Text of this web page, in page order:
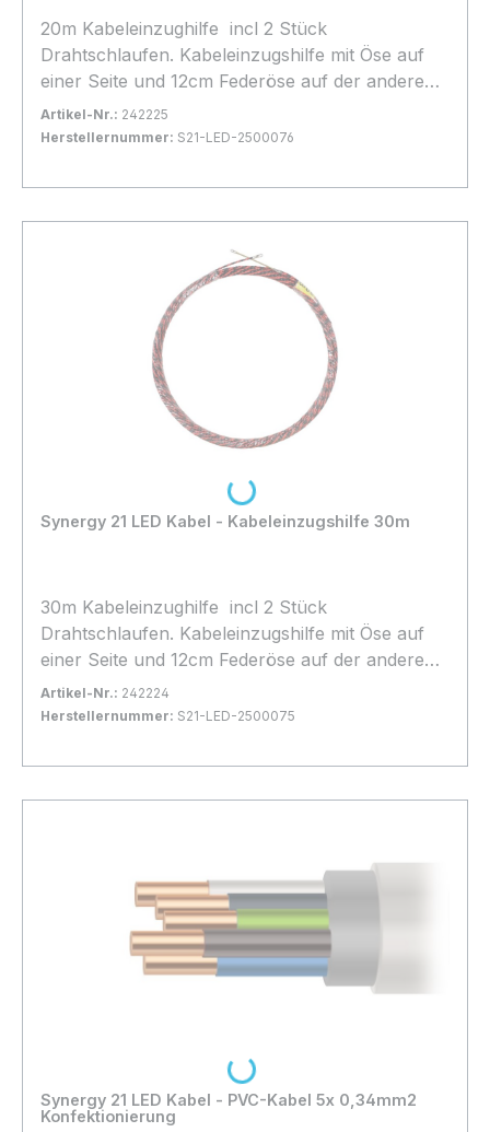
20m Kabeleinzughilfe incl 2 Stück
Drahtschlaufen. Kabeleinzugshilfe mit Öse auf
einer Seite und 12cm Federöse auf der anderen
Seite
Artikel-Nr.: 242225
Herstellernummer: S21-LED-2500076
In den Warenkorb
Synergy 21 LED Kabel - Kabeleinzugshilfe 30m
30m Kabeleinzughilfe incl 2 Stück
Drahtschlaufen. Kabeleinzugshilfe mit Öse auf
einer Seite und 12cm Federöse auf der anderen
Seite
Artikel-Nr.: 242224
Herstellernummer: S21-LED-2500075
In den Warenkorb
Loading...
Synergy 21 LED Kabel - PVC-Kabel 5x 0,34mm2
Konfektionierung
Loading...